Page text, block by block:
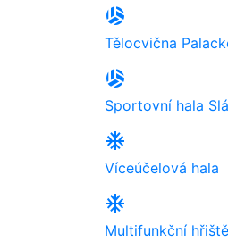
sports_volleyball
Tělocvična
sports_volleyball
Sportovní hala
ac_unit
Víceúčelová hala
ac_unit
Multifunkční